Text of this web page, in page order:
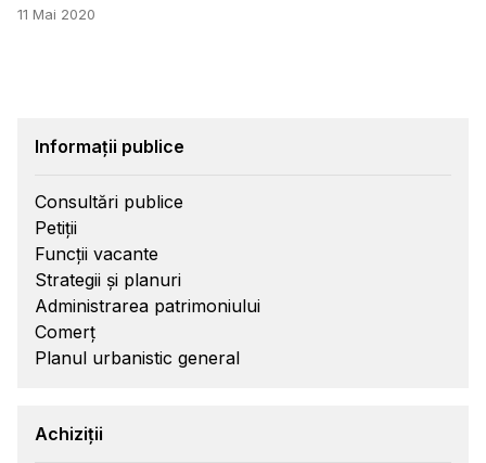
11 Mai 2020
Informații publice
Consultări publice
Petiții
Funcții vacante
Strategii și planuri
Administrarea patrimoniului
Comerț
Planul urbanistic general
Achiziții